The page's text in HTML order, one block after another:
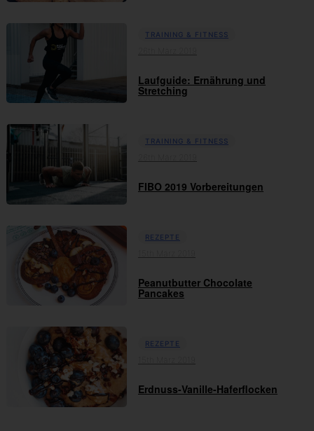
TRAINING & FITNESS
Laufguide: Ernährung und
Stretching
TRAINING & FITNESS
FIBO 2019 Vorbereitungen
REZEPTE
Peanutbutter Chocolate
Pancakes
REZEPTE
Erdnuss-Vanille-Haferflocken